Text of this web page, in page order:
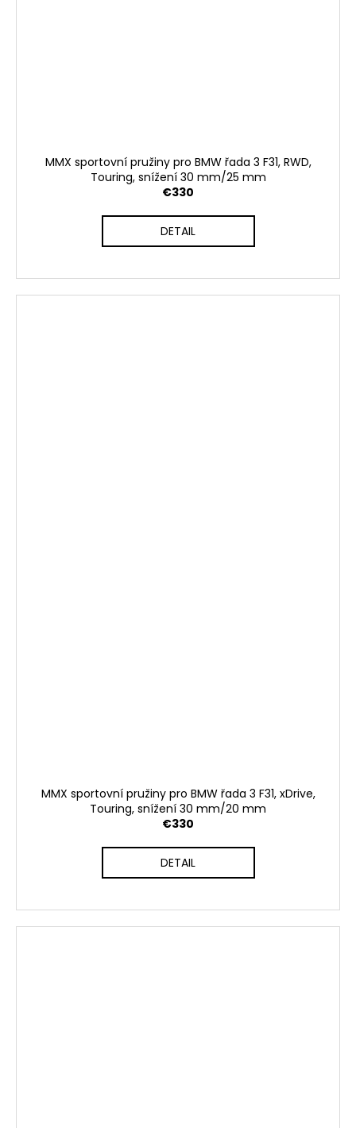
MMX sportovní pružiny pro BMW řada 3 F31, RWD,
Touring, snížení 30 mm/25 mm
€330
DETAIL
MMX sportovní pružiny pro BMW řada 3 F31, xDrive,
Touring, snížení 30 mm/20 mm
€330
DETAIL